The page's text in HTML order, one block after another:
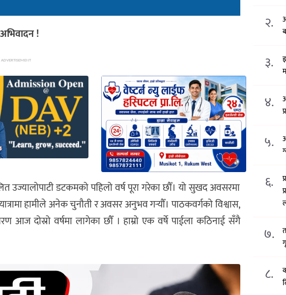
!
ADVERTISEMENT
उज्यालोपाटी डटकमको पहिलो वर्ष पूरा गरेका छौँ। यो सुखद अवसरमा
हामीले अनेक चुनौती र अवसर अनुभव गर्‍यौँ। पाठकवर्गको विश्वास,
आज दोस्रो वर्षमा लागेका छौँ । हाम्रो एक वर्षे पाईला कठिनाई सँगै
२.
३.
४.
५.
६.
७.
८.